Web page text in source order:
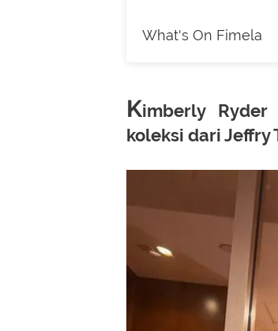
What's On Fimela
Kimberly Ryder
koleksi dari Jeffry